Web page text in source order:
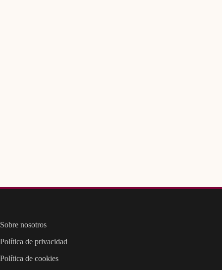
Sobre nosotros
Política de privacidad
Política de cookies